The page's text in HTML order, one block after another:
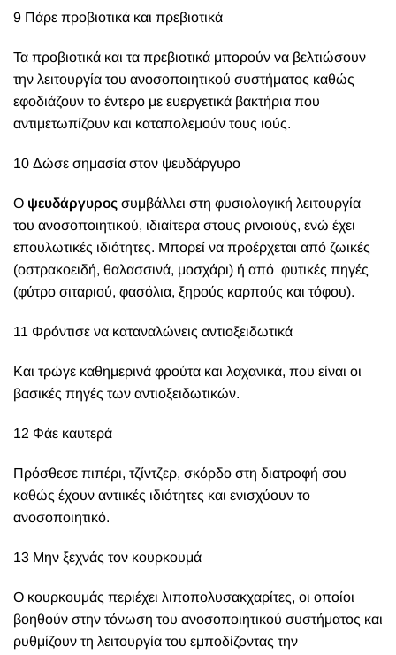
9 Πάρε προβιοτικά και πρεβιοτικά
Τα προβιοτικά και τα πρεβιοτικά μπορούν να βελτιώσουν
την λειτουργία του ανοσοποιητικού συστήματος καθώς
εφοδιάζουν το έντερο με ευεργετικά βακτήρια που
αντιμετωπίζουν και καταπολεμούν τους ιούς.
10 Δώσε σημασία στον ψευδάργυρο
Ο ψευδάργυρος συμβάλλει στη φυσιολογική λειτουργία
του ανοσοποιητικού, ιδιαίτερα στους ρινοιούς, ενώ έχει
επουλωτικές ιδιότητες. Μπορεί να προέρχεται από ζωικές
(οστρακοειδή, θαλασσινά, μοσχάρι) ή από φυτικές πηγές
(φύτρο σιταριού, φασόλια, ξηρούς καρπούς και τόφου).
11 Φρόντισε να καταναλώνεις αντιοξειδωτικά
Και τρώγε καθημερινά φρούτα και λαχανικά, που είναι οι
βασικές πηγές των αντιοξειδωτικών.
12 Φάε καυτερά
Πρόσθεσε πιπέρι, τζίντζερ, σκόρδο στη διατροφή σου
καθώς έχουν αντιικές ιδιότητες και ενισχύουν το
ανοσοποιητικό.
13 Μην ξεχνάς τον κουρκουμά
Ο κουρκουμάς περιέχει λιποπολυσακχαρίτες, οι οποίοι
βοηθούν στην τόνωση του ανοσοποιητικού συστήματος και
ρυθμίζουν τη λειτουργία του εμποδίζοντας την